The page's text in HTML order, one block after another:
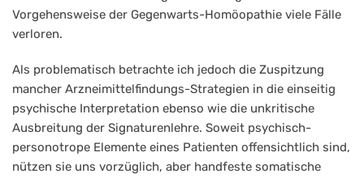
Vorgehensweise der Gegenwarts-Homöopathie viele Fälle
verloren.
Als problematisch betrachte ich jedoch die Zuspitzung
mancher Arzneimittelfindungs-Strategien in die einseitig
psychische Interpretation ebenso wie die unkritische
Ausbreitung der Signaturenlehre. Soweit psychisch-
personotrope Elemente eines Patienten offensichtlich sind,
nützen sie uns vorzüglich, aber handfeste somatische